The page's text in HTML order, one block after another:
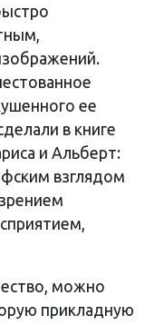
ее
в книге
и Альберт:
взглядом
можно
прикладную